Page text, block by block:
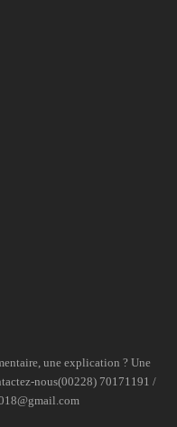
une explication ? Une
nous(00228) 70171191 /